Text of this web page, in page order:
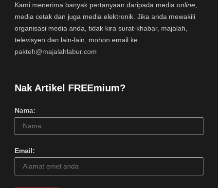
Kami menerima banyak pertanyaan daripada media online
media cetak dan juga media elektronik. Jika anda mewakili
organisasi media anda, tidak kira surat-khabar, majalah,
televisyen dan lain-lain, mohon email ke
pakteh@majalahlabur.com
Nak Artikel FREEmium?
Nama:
Email: